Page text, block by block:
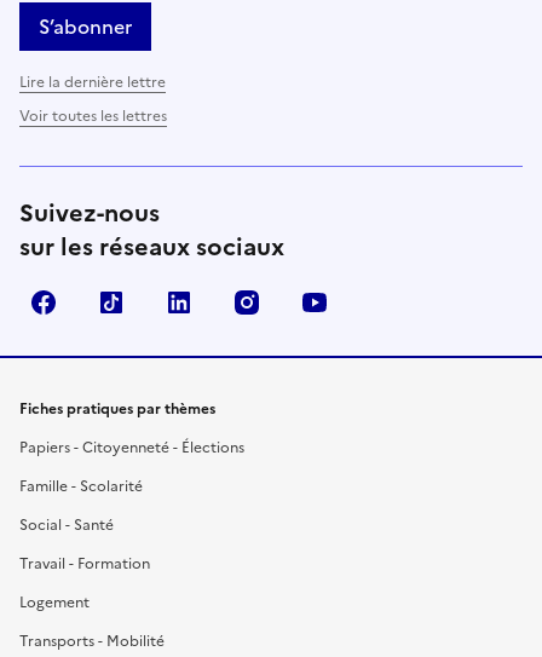
S’abonner
Lire la dernière lettre
Voir toutes les lettres
Suivez-nous
sur les réseaux sociaux
FacebookTikTok LinkedIn Instagram
Fiches pratiques par thèmes
Papiers - Citoyenneté - Élections
Famille - Scolarité
Social - Santé
Travail - Formation
Logement
Transports - Mobilité